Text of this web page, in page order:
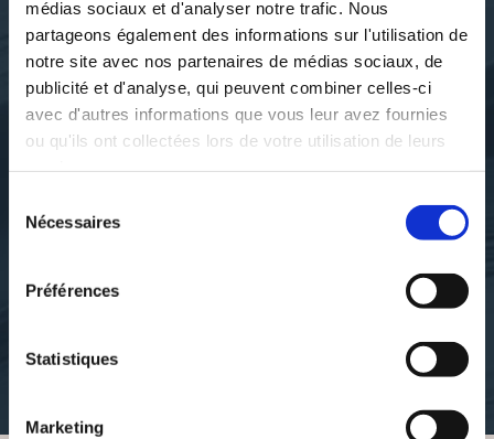
médias sociaux et d'analyser notre trafic. Nous
partageons également des informations sur l'utilisation de
notre site avec nos partenaires de médias sociaux, de
publicité et d'analyse, qui peuvent combiner celles-ci
avec d'autres informations que vous leur avez fournies
ou qu'ils ont collectées lors de votre utilisation de leurs
Nécessaires
Préférences
Statistiques
Marketing
Cécilia Drœsch Cécilia Droesch
D'AILLEURS... TOME 2